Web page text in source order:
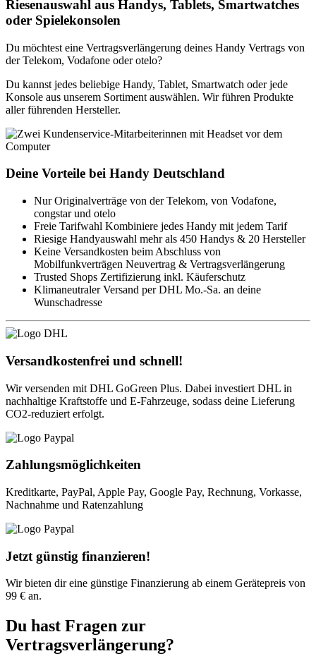
Riesenauswahl aus Handys, Tablets, Smartwatches
oder Spielekonsolen
Du möchtest eine Vertragsverlängerung deines Handy Vertrags von
der Telekom, Vodafone oder otelo?
Du kannst jedes beliebige Handy, Tablet, Smartwatch oder jede
Konsole aus unserem Sortiment auswählen. Wir führen Produkte
aller führenden Hersteller.
Deine Vorteile bei Handy Deutschland
Nur Originalverträge von der Telekom, von Vodafone,
congstar und otelo
Freie Tarifwahl Kombiniere jedes Handy mit jedem Tarif
Riesige Handyauswahl mehr als 450 Handys & 20 Hersteller
Keine Versandkosten beim Abschluss von
Mobilfunkverträgen Neuvertrag & Vertragsverlängerung
Trusted Shops Zertifizierung inkl. Käuferschutz
Klimaneutraler Versand per DHL Mo.-Sa. an deine
Wunschadresse
Versandkostenfrei und schnell!
Wir versenden mit DHL GoGreen Plus. Dabei investiert DHL in
nachhaltige Kraftstoffe und E-Fahrzeuge, sodass deine Lieferung
CO2-reduziert erfolgt.
Zahlungsmöglichkeiten
Kreditkarte, PayPal, Apple Pay, Google Pay, Rechnung, Vorkasse,
Nachnahme und Ratenzahlung
Jetzt günstig finanzieren!
Wir bieten dir eine günstige Finanzierung ab einem Gerätepreis von
99 € an.
Du hast Fragen zur
Vertragsverlängerung?